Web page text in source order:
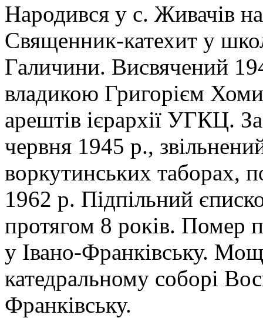
Народився у с. Живачів
Священник-катехит у
Галичини. Висвячений
владикою Григорієм
арештів ієрархії УГКЦ.
червня 1945 р.,
воркутинських таборах,
1962 р. Підпільний
протягом 8 років. Помер
у Івано-Франківську.
катедральному соборі
Франківську.